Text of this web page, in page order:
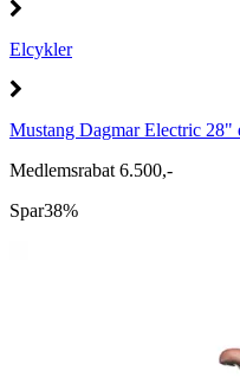
Elcykler
Mustang Dagmar Electric 28"
Medlemsrabat 6.500,-
Spar38%